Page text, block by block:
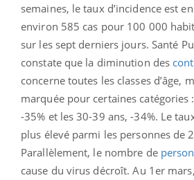
semaines, le taux d’incidence est
environ 585 cas pour 100 000
sur les sept derniers jours. Santé
constate que la diminution des
concerne toutes les classes d’âge,
marquée pour certaines catégories
-35% et les 30-39 ans, -34%. Le
plus élevé parmi les personnes de
Parallèlement, le nombre de
cause du virus décroît. Au 1er